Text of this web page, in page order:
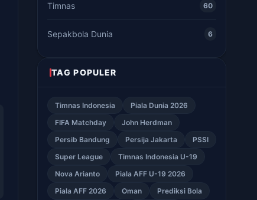
Timnas 60
Sepakbola Dunia 6
TAG POPULER
Timnas Indonesia
Piala Dunia 2026
FIFA Matchday
John Herdman
Persib Bandung
Persija Jakarta
PSSI
Super League
Timnas Indonesia U-19
Nova Arianto
Piala AFF U-19 2026
Piala AFF 2026
Oman
Prediksi Bola